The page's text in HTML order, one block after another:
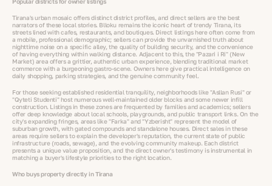
Tirana's urban mosaic offers distinct district profiles, and direct sellers are the best
narrators of these local stories. Blloku remains the iconic heart of trendy Tirana, its
streets lined with cafes, restaurants, and boutiques. Direct listings here often come from
a mobile, professional demographic; sellers can provide the unvarnished truth about
nighttime noise on a specific alley, the quality of building security, and the convenience
of having everything within walking distance. Adjacent to this, the "Pazari i Ri" (New
Market) area offers a grittier, authentic urban experience, blending traditional market
commerce with a burgeoning gastro-scene. Owners here give practical intelligence on
daily shopping, parking strategies, and the genuine community feel.
For those seeking established residential tranquility, neighborhoods like "Asllan Rusi" or
"Qyteti Studenti" host numerous well-maintained older blocks and some newer infill
construction. Listings in these zones are frequented by families and academics; sellers
offer deep knowledge about local schools, playgrounds, and public transport links. On the
city's expanding fringes, areas like "Farka" and "Yzberisht" represent the model of
suburban growth, with gated compounds and standalone houses. Direct sales in these
areas require sellers to explain the developer's reputation, the current state of public
infrastructure (roads, sewage), and the evolving community makeup. Each district
presents a unique value proposition, and the direct owner's testimony is instrumental in
matching a buyer's lifestyle priorities to the right location.
Who buys property directly in Tirana